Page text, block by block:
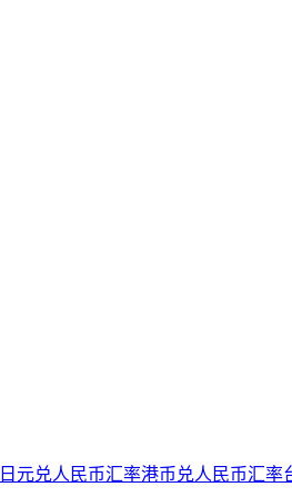
日元兑人民币汇率港币兑人民币汇率